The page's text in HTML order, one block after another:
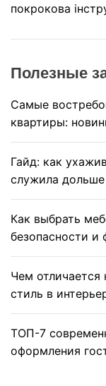
покрокова
Полезные
Самые
квартиры:
Гайд: как
служила дольше
Как выбрать
безопасности и
Чем отличается
стиль в
ТОП-7
оформления